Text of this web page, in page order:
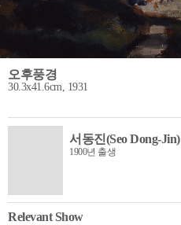
오후풍경
30.3x41.6cm, 1931
서동진(Seo Dong-Jin)
1900년 출생
Relevant Show